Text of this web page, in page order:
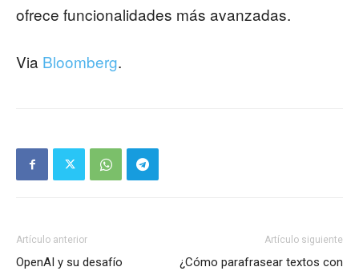
ofrece funcionalidades más avanzadas.
Via Bloomberg.
Artículo anterior
OpenAI y su desafío
Artículo siguiente
¿Cómo parafrasear textos con